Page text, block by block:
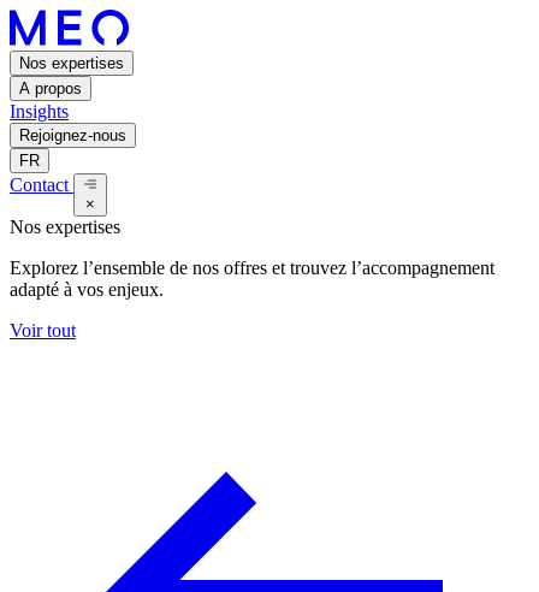
Nos expertises
A propos
Insights
Rejoignez-nous
FR
Contact
×
Nos expertises
Explorez l’ensemble de nos offres et trouvez l’accompagnement
adapté à vos enjeux.
Voir tout